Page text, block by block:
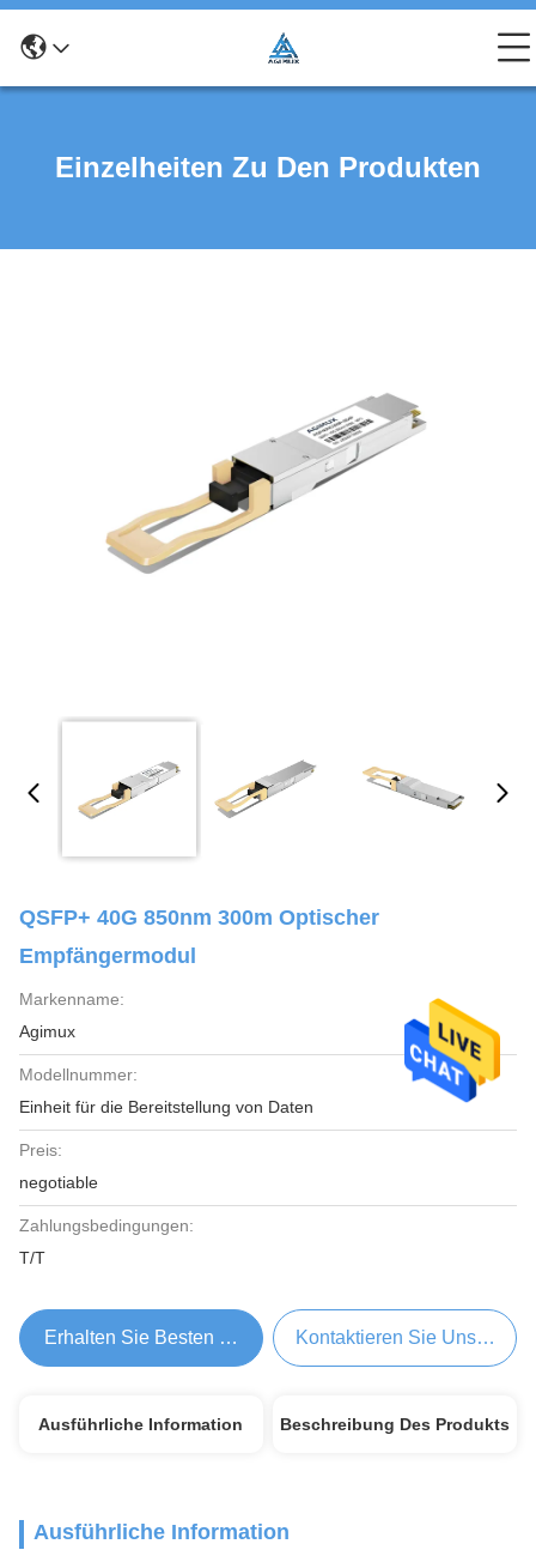
Einzelheiten Zu Den Produkten
QSFP+ 40G 850nm 300m Optischer
Empfängermodul
Markenname:
Agimux
Modellnummer:
Einheit für die Bereitstellung von Daten
Preis:
negotiable
Zahlungsbedingungen:
T/T
Erhalten Sie Besten Preis Kontaktieren Sie Uns Jetzt
Ausführliche Information Beschreibung Des Produkts
Ausführliche Information